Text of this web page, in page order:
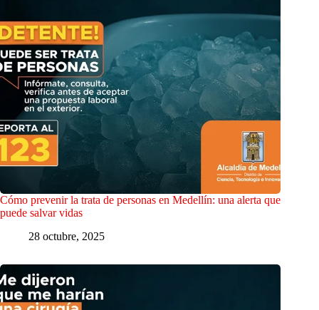
Cómo prevenir la trata de personas en Medellín: una alerta que
puede salvar vidas
28 octubre, 2025